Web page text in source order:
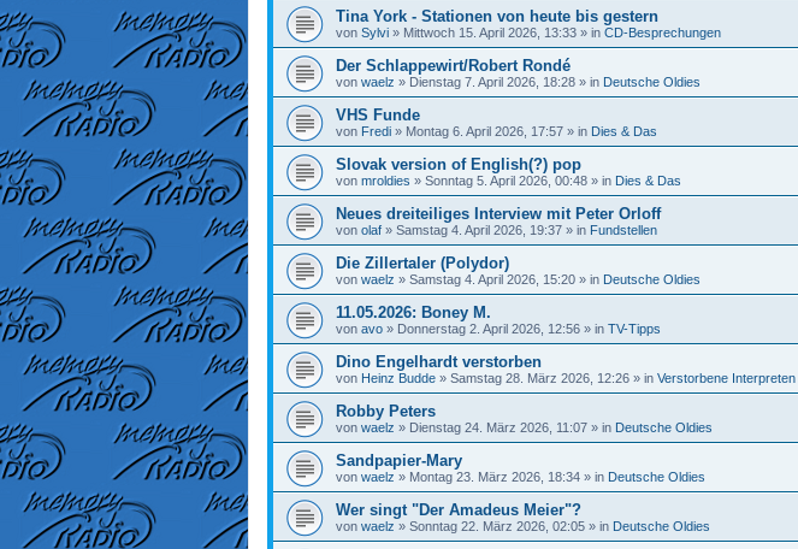
Tina York - Stationen von heute bis gestern
von Sylvi » Mittwoch 15. April 2026, 13:33 » in CD-Besprechungen
Der Schlappewirt/Robert Rondé
von waelz » Dienstag 7. April 2026, 18:28 » in Deutsche Oldies
VHS Funde
von Fredi » Montag 6. April 2026, 17:57 » in Dies & Das
Slovak version of English(?) pop
von mroldies » Sonntag 5. April 2026, 00:48 » in Dies & Das
Neues dreiteiliges Interview mit Peter Orloff
von olaf » Samstag 4. April 2026, 19:37 » in Fundstellen
Die Zillertaler (Polydor)
von waelz » Samstag 4. April 2026, 15:20 » in Deutsche Oldies
11.05.2026: Boney M.
von avo » Donnerstag 2. April 2026, 12:56 » in TV-Tipps
Dino Engelhardt verstorben
von Heinz Budde » Samstag 28. März 2026, 12:26 » in Verstorbene Interpreten
Robby Peters
von waelz » Dienstag 24. März 2026, 11:07 » in Deutsche Oldies
Sandpapier-Mary
von waelz » Montag 23. März 2026, 18:34 » in Deutsche Oldies
Wer singt "Der Amadeus Meier"?
von waelz » Sonntag 22. März 2026, 02:05 » in Deutsche Oldies